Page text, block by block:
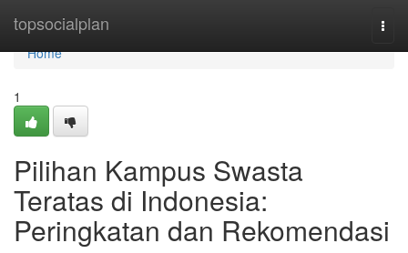
topsocialplan
Home
Home
1
Pilihan Kampus Swasta
Teratas di Indonesia:
Peringkatan dan Rekomendasi